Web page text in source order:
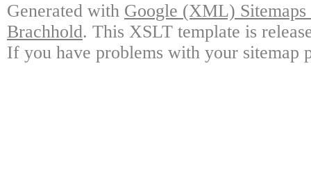
Generated with Google (XML)
Brachhold. This XSLT template is
If you have problems with your sitemap